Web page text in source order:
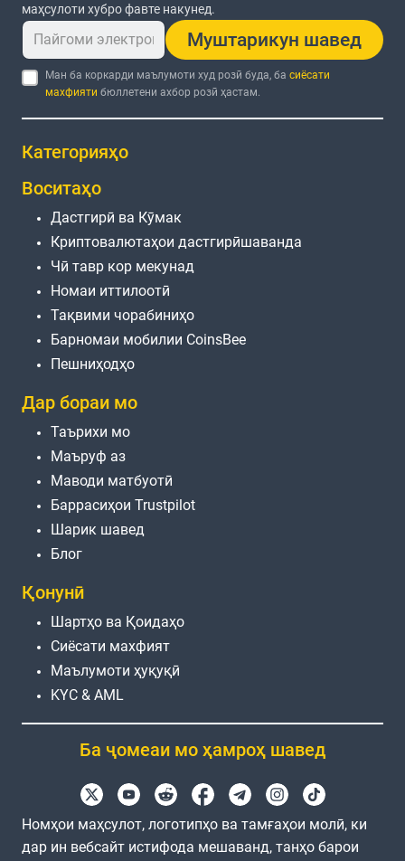
маҳсулоти хубро фавте накунед.
Муштарикун шавед
Ман ба коркарди маълумоти худ розӣ буда, басиёсати
махфияти бюллетени ахбор розӣ ҳастам.
Категорияҳо
Воситаҳо
Дастгирӣ ва Кӯмак
Криптовалютаҳои дастгирӣшаванда
Чӣ тавр кор мекунад
Номаи иттилоотӣ
Тақвими чорабиниҳо
Барномаи мобилии CoinsBee
Пешниҳодҳо
Дар бораи мо
Таърихи мо
Маъруф аз
Маводи матбуотӣ
Баррасиҳои Trustpilot
Шарик шавед
Блог
Қонунӣ
Шартҳо ва Қоидаҳо
Сиёсати махфият
Маълумоти ҳуқуқӣ
KYC & AML
Ба ҷомеаи мо ҳамроҳ шавед
Номҳои маҳсулот, логотипҳо ва тамғаҳои молӣ, ки
дар ин вебсайт истифода мешаванд, танҳо барои